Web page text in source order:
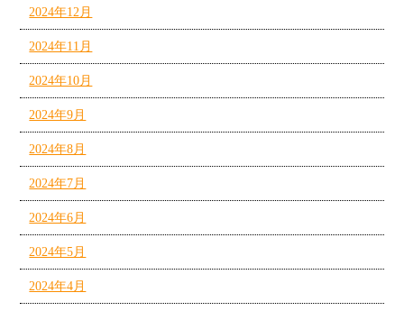
2024年12月
2024年11月
2024年10月
2024年9月
2024年8月
2024年7月
2024年6月
2024年5月
2024年4月